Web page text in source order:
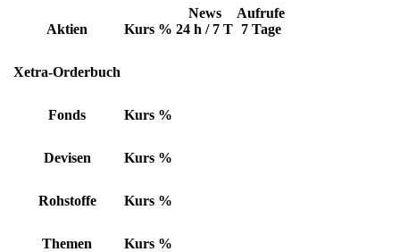
Aktien Kurs %
News
24 h / 7 T
Aufrufe
7 Tage
Xetra-Orderbuch
Fonds Kurs %
Devisen Kurs %
Rohstoffe Kurs %
Themen Kurs %